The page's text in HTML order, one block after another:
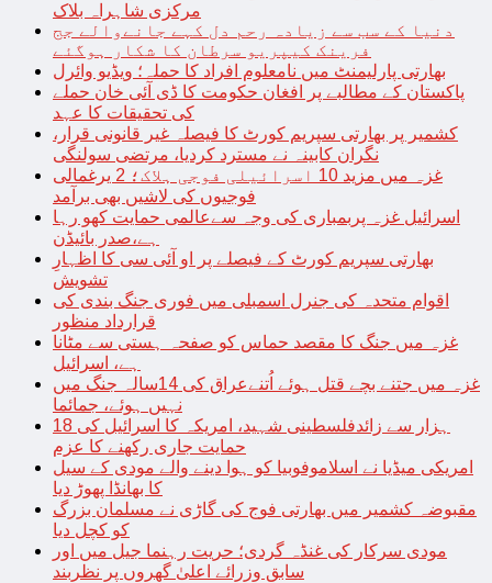
مرکزی شاہراہ بلاک
دنیا کے سب سے زیادہ رحم دل کہے جانےوالے جج
فرینک کیپریو سرطان کا شکار ہوگئے
بھارتی پارلیمنٹ میں نامعلوم افراد کا حملہ؛ ویڈیو وائرل
پاکستان کے مطالبے پر افغان حکومت کا ڈی آئی خان حملے
کی تحقیقات کا عہد
کشمیر پر بھارتی سپریم کورٹ کا فیصلہ غیر قانونی قرار،
نگران کابینہ نے مسترد کردیا، مرتضی سولنگی
غزہ میں مزید 10 اسرائیلی فوجی ہلاک؛ 2 یرغمالی
فوجیوں کی لاشیں بھی برآمد
اسرائیل غزہ پربمباری کی وجہ سےعالمی حمایت کھو رہا
ہے،صدر بائیڈن
بھارتی سپریم کورٹ کے فیصلے پر او آئی سی کا اظہارِ
تشویش
اقوام متحدہ کی جنرل اسمبلی میں فوری جنگ بندی کی
قرارداد منظور
غزہ میں جنگ کا مقصد حماس کو صفحہ ہستی سے مٹانا
ہے، اسرائیل
غزہ میں جتنے بچے قتل ہوئے اُتنےعراق کی 14سالہ جنگ میں
نہیں ہوئے، جمائما
18 ہزار سے زائدفلسطینی شہید، امریکہ کا اسرائیل کی
حمایت جاری رکھنے کا عزم
امریکی میڈیا نے اسلاموفوبیا کو ہوا دینے والے مودی کے سیل
کا بھانڈا پھوڑ دیا
مقبوضہ کشمیر میں بھارتی فوج کی گاڑی نے مسلمان بزرگ
کو کچل دیا
مودی سرکار کی غنڈہ گردی؛ حریت رہنما جیل میں اور
سابق وزرائے اعلیٰ گھروں پر نظربند